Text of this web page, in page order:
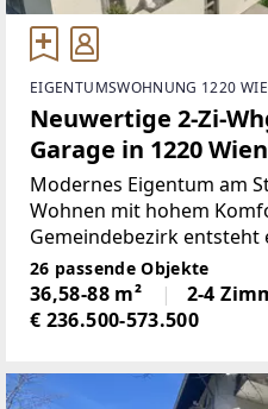
EIGENTUMSWOHNUNG 1220
Neuwertige 2-Zi-
Garage in 1220
Ausstattung!
Modernes Eigentum am
Wohnen mit hohem
Gemeindebezirk entsteht
Wohnprojekt mit 36
Vorsorgewohnungen in
Zimmern (36–91 m²). Die
26 passende Objekte
36,58-88 m²
2-4
€ 236.500-573.500